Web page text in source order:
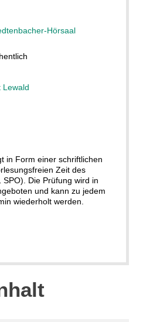
Hörsaal
Lewald
in Form einer schriftlichen
Zeit des
Die Prüfung wird in
und kann zu jedem
wiederholt werden.